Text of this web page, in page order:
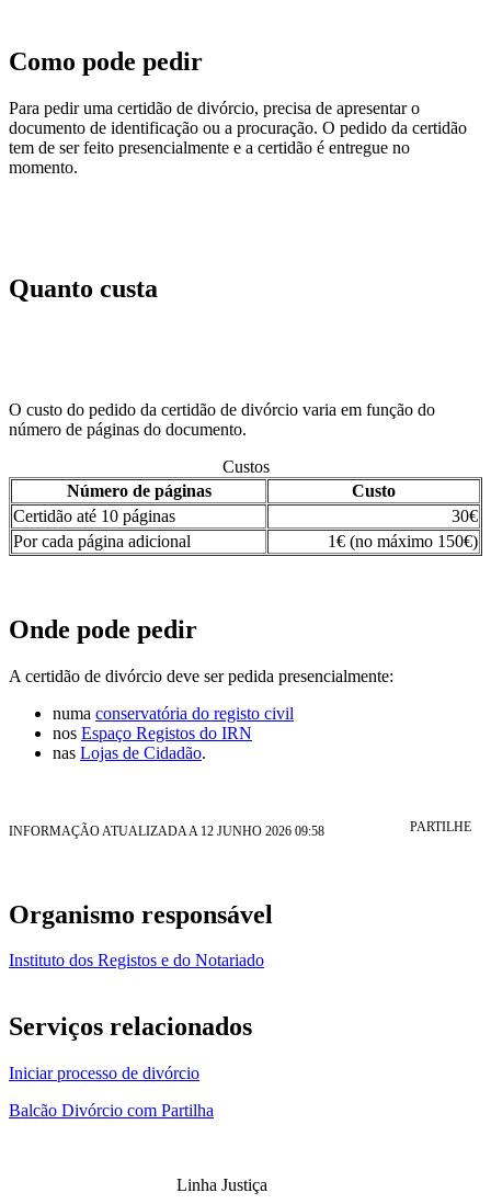
Como pode pedir
Para pedir uma certidão de divórcio, precisa de apresentar o
documento de identificação ou a procuração. O pedido da certidão
tem de ser feito presencialmente e a certidão é entregue no
momento.
Quanto custa
O custo do pedido da certidão de divórcio varia em função do
número de páginas do documento.
Custos
Número de páginas
Custo
Certidão até 10 páginas
30€
Por cada página adicional
1€ (no máximo 150€)
Onde pode pedir
A certidão de divórcio deve ser pedida presencialmente:
numa conservatória do registo civil
nos Espaço Registos do IRN
nas Lojas de Cidadão.
INFORMAÇÃO ATUALIZADA A 12 JUNHO 2026 09:58 PARTILHE
Organismo responsável
Instituto dos Registos e do Notariado
Serviços relacionados
Iniciar processo de divórcio
Balcão Divórcio com Partilha
Linha Justiça